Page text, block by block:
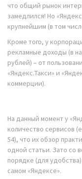
что общий рынок
замедлился! Но
крупнейшим (в том
Кроме того, у
рекламные доходы (в
рублей) – от
«Яндекс.Такси» и
коммерции).
На данный момент у
количество сервисов
54), что их обзор
одной статьи. Зато со
порядке (для
самом «Яндексе».